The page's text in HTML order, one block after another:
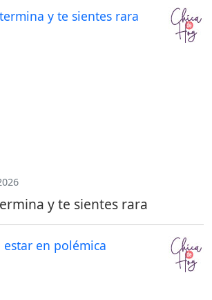
y te sientes rara